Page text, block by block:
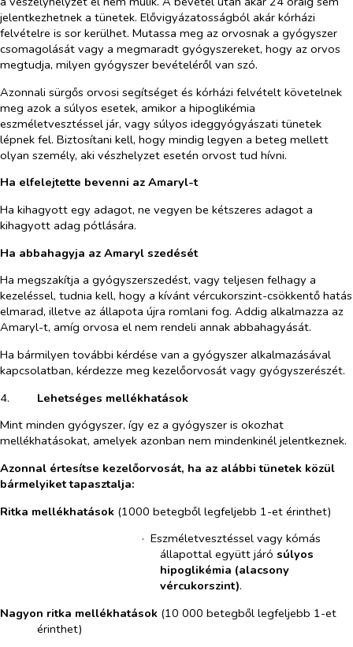
jelentkezhetnek a tünetek. Elővigyázatosságból akár kórházi
felvételre is sor kerülhet. Mutassa meg az orvosnak a gyógyszer
csomagolását vagy a megmaradt gyógyszereket, hogy az orvos
megtudja, milyen gyógyszer bevételéről van szó.
Azonnali sürgős orvosi segítséget és kórházi felvételt követelnek
meg azok a súlyos esetek, amikor a hipoglikémia
eszméletvesztéssel jár, vagy súlyos ideggyógyászati tünetek
lépnek fel. Biztosítani kell, hogy mindig legyen a beteg mellett
olyan személy, aki vészhelyzet esetén orvost tud hívni.
Ha elfelejtette bevenni az Amaryl-t
Ha kihagyott egy adagot, ne vegyen be kétszeres adagot a
kihagyott adag pótlására.
Ha abbahagyja az Amaryl szedését
Ha megszakítja a gyógyszerszedést, vagy teljesen felhagy a
kezeléssel, tudnia kell, hogy a kívánt vércukorszint-csökkentő hatás
elmarad, illetve az állapota újra romlani fog. Addig alkalmazza az
Amaryl-t, amíg orvosa el nem rendeli annak abbahagyását.
Ha bármilyen további kérdése van a gyógyszer alkalmazásával
kapcsolatban, kérdezze meg kezelőorvosát vagy gyógyszerészét.
4.​
Lehetséges mellékhatások
Mint minden gyógyszer, így ez a gyógyszer is okozhat
mellékhatásokat, amelyek azonban nem mindenkinél jelentkeznek.
Azonnal értesítse kezelőorvosát, ha az alábbi tünetek közül
bármelyiket tapasztalja:
Ritka mellékhatások (1000 betegből legfeljebb 1-et érinthet)
·​ Eszméletvesztéssel vagy kómás
állapottal együtt járósúlyos
hipoglikémia (alacsony
vércukorszint).
Nagyon ritka mellékhatások (10 000 betegből legfeljebb 1-et
érinthet)